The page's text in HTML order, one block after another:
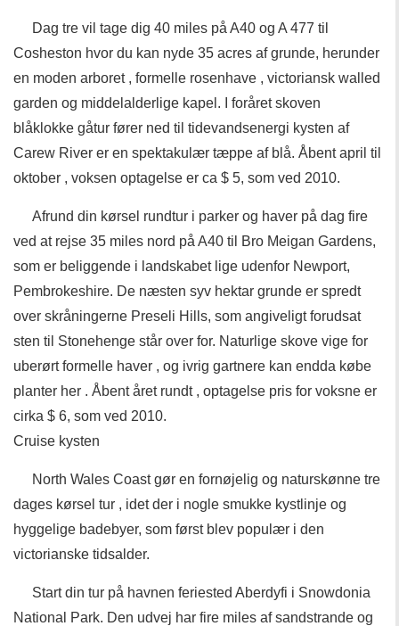
Dag tre vil tage dig 40 miles på A40 og A 477 til
Cosheston hvor du kan nyde 35 acres af grunde, herunder
en moden arboret , formelle rosenhave , victoriansk walled
garden og middelalderlige kapel. I foråret skoven
blåklokke gåtur fører ned til tidevandsenergi kysten af ​​
Carew River er en spektakulær tæppe af blå. Åbent april til
oktober , voksen optagelse er ca $ 5, som ved 2010.
Afrund din kørsel rundtur i parker og haver på dag fire
ved at rejse 35 miles nord på A40 til Bro Meigan Gardens,
som er beliggende i landskabet lige udenfor Newport,
Pembrokeshire. De næsten syv hektar grunde er spredt
over skråningerne Preseli Hills, som angiveligt forudsat
sten til Stonehenge står over for. Naturlige skove vige for
uberørt formelle haver , og ivrig gartnere kan endda købe
planter her . Åbent året rundt , optagelse pris for voksne er
cirka $ 6, som ved 2010.
Cruise kysten
North Wales Coast gør en fornøjelig og naturskønne tre
dages kørsel tur , idet der i nogle smukke kystlinje og
hyggelige badebyer, som først blev populær i den
victorianske tidsalder.
Start din tur på havnen feriested Aberdyfi i Snowdonia
National Park. Den udvej har fire miles af sandstrande og